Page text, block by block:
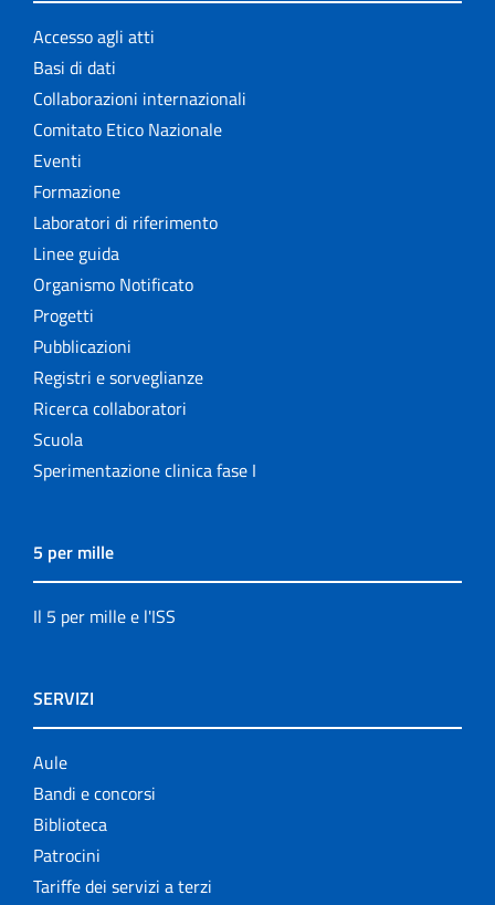
Accesso agli atti
Basi di dati
Collaborazioni internazionali
Comitato Etico Nazionale
Eventi
Formazione
Laboratori di riferimento
Linee guida
Organismo Notificato
Progetti
Pubblicazioni
Registri e sorveglianze
Ricerca collaboratori
Scuola
Sperimentazione clinica fase I
5 per mille
Il 5 per mille e l'ISS
SERVIZI
Aule
Bandi e concorsi
Biblioteca
Patrocini
Tariffe dei servizi a terzi